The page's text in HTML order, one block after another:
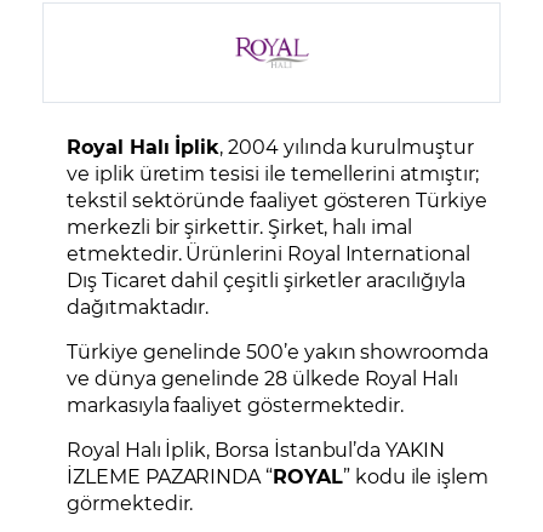
Royal Halı İplik, 2004 yılında kurulmuştur
ve iplik üretim tesisi ile temellerini atmıştır;
tekstil sektöründe faaliyet gösteren Türkiye
merkezli bir şirkettir. Şirket, halı imal
etmektedir. Ürünlerini Royal International
Dış Ticaret dahil çeşitli şirketler aracılığıyla
dağıtmaktadır.
Türkiye genelinde 500’e yakın showroomda
ve dünya genelinde 28 ülkede Royal Halı
markasıyla faaliyet göstermektedir.
Royal Halı İplik, Borsa İstanbul’da YAKIN
İZLEME PAZARINDA “ROYAL” kodu ile işlem
görmektedir.